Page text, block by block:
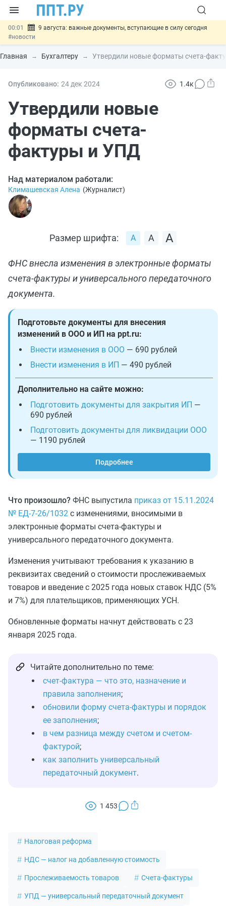
00:01
9 августа: важные документы, вступающие в силу сегодня
#новости
07.08 Подписан закон о блокировке продажи опасных товаров через
«Честный знак»#новости
07.08 Госпошлину за устранение ошибок в документах предлагают
07.08
отношений#новости
Главная Бухгалтеру Утвердили новые форматы счета-
Опубликовано: 24 дек 2024 1.4к
Утвердили новые
форматы счета-
фактуры и УПД
Над материалом работали:
Климашевская Алена (Журналист)
Размер шрифта:
ФНС внесла изменения в электронные форматы
счета-фактуры и универсального передаточного
документа.
Подготовьте документы для внесения
изменений в ООО и ИП на ppt.ru:
Внести изменения в ООО — 690 рублей
Внести изменения в ИП — 490 рублей
Дополнительно на сайте можно:
Подготовить документы для закрытия ИП —
690 рублей
Подготовить документы для ликвидации ООО
— 1190 рублей
Подробнее
Что произошло? ФНС выпустила приказ от 15.11.2024
№ ЕД-7-26/1032 с изменениями, вносимыми в
электронные форматы счета-фактуры и
универсального передаточного документа.
Изменения учитывают требования к указанию в
реквизитах сведений о стоимости прослеживаемых
товаров и введение с 2025 года новых ставок НДС (5%
и 7%) для плательщиков, применяющих УСН.
Обновленные форматы начнут действовать с 23
января 2025 года.
Читайте дополнительно по теме:
счет-фактура — что это, назначение и
правила заполнения;
обновили форму счета-фактуры и порядок
ее заполнения;
в чем разница между счетом и счетом-
фактурой;
как заполнить универсальный
передаточный документ.
1 453
Налоговая реформа
НДС — налог на добавленную стоимость
Прослеживаемость товаров Счета-фактуры
УПД — универсальный передаточный документ